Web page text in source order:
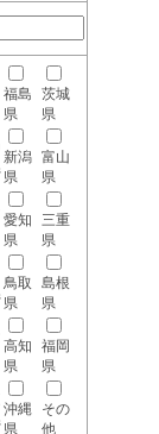
福島
県
茨城
県
新潟
県
富山
県
愛知
県
三重
県
鳥取
県
島根
県
高知
県
福岡
県
沖縄
県
その
他